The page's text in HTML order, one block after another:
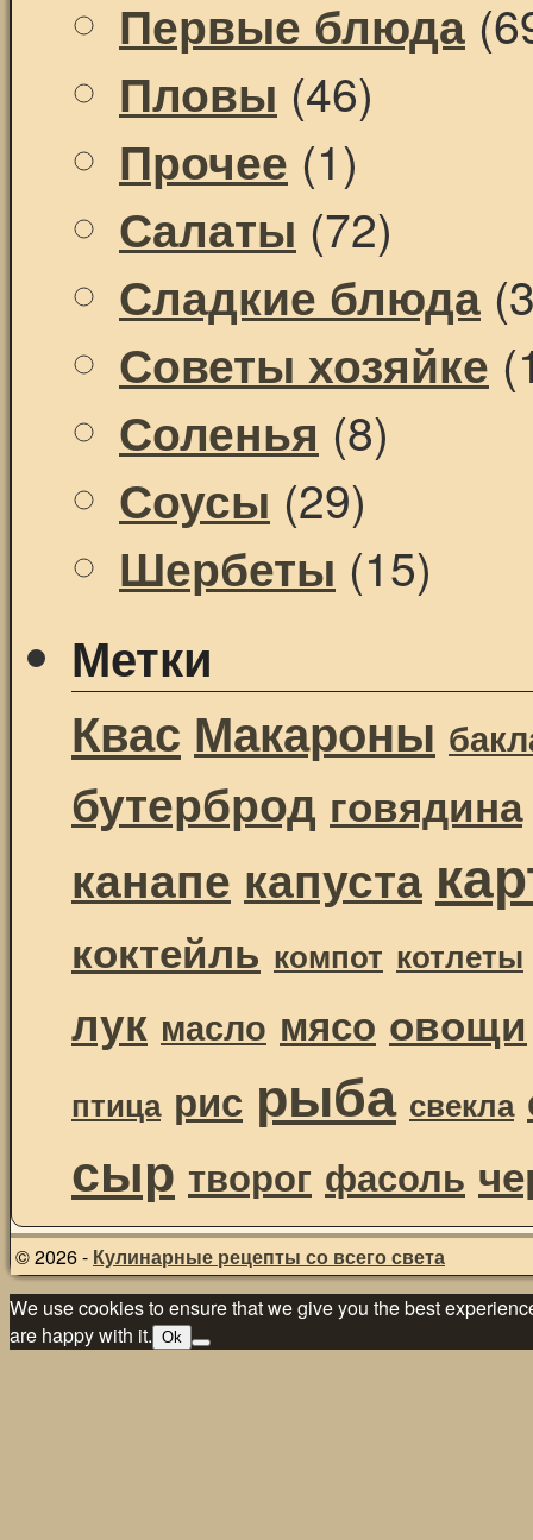
Первые блюда
Пловы (46)
Прочее (1)
Салаты (72)
Сладкие блюда
Советы хозяйке
Соленья (8)
Соусы (29)
Шербеты (15)
Метки
Квас Макароны
бутерброд говядина
канапе капуста
коктейль компот котлеты
лук масло мясо овощи
птица рис рыба свекла
сыр творог фасоль
© 2026 - Кулинарные рецепты со всего света
We use cookies to ensure that we give you the best
are happy with it. Ok